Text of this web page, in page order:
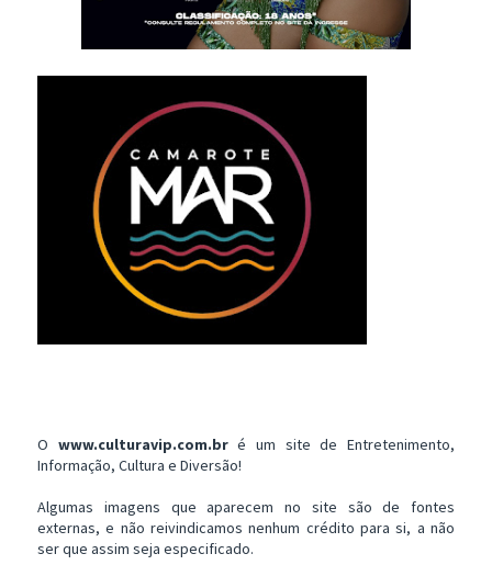
O www.culturavip.com.bré um site de Entretenimento,
Informação, Cultura e Diversão!
Algumas imagens que aparecem no site são de fontes
externas, e não reivindicamos nenhum crédito para si, a não
ser que assim seja especificado.